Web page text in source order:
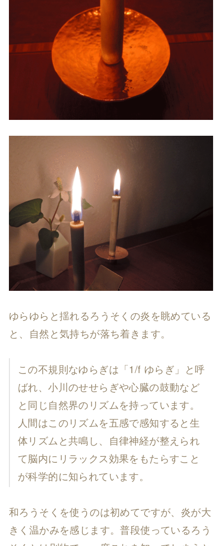
ゆらゆらと揺れるろうそくの炎を眺めている
と、自然と気持ちが落ち着きます。
この不規則なゆらぎは「1/f ゆらぎ」と呼
ばれ、小川のせせらぎや心臓の鼓動など
と同じ自然界のリズムを持っています。
人間はこのリズムを五感で感知すると生
体リズムと共鳴し、自律神経が整えられ
て脳内にリラックス効果をもたらすこと
が科学的に知られています。
和ろうそくを使うのは初めてですが、炎が大
きく温かみを感じます。普段使っているろう